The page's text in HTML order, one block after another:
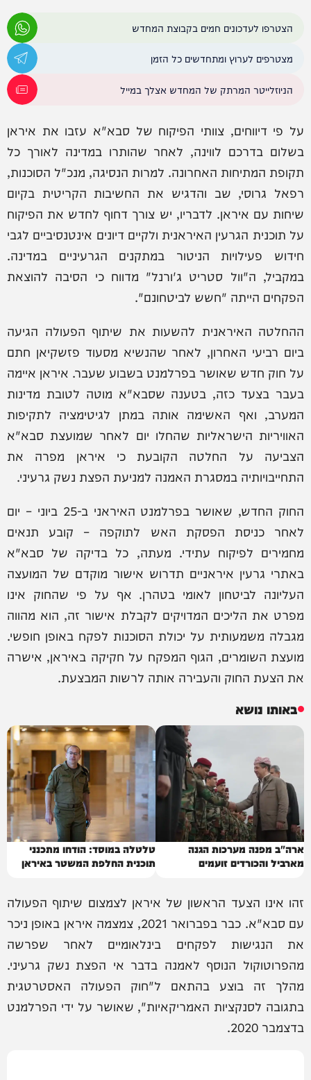
הצטרפו לעדכונים חמים בקבוצת המחדש
מצטרפים לערוץ ומתחדשים כל הזמן
הניוזלייטר המרתק של המחדש אצלך במייל
על פי דיווחים, צוותי הפיקוח של סבא"א עזבו את איראן
בשלום בדרכם לווינה, לאחר שהותרו במדינה לאורך כל
תקופת המתיחות האחרונה. למרות הנסיגה, מנכ"ל הסוכנות,
רפאל גרוסי, שב והדגיש את החשיבות הקריטית בקיום
שיחות עם איראן. לדבריו, יש צורך דחוף לחדש את הפיקוח
על תוכנית הגרעין האיראנית ולקיים דיונים אינטנסיביים לגבי
חידוש פעילויות הניטור במתקנים הגרעיניים במדינה.
במקביל, ה"וול סטריט ג'ורנל" מדווח כי הסיבה להוצאת
הפקחים הייתה "חשש לביטחונם".
ההחלטה האיראנית להשעות את שיתוף הפעולה הגיעה
ביום רביעי האחרון, לאחר שהנשיא מסעוד פזשקיאן חתם
על חוק חדש שאושר בפרלמנט בשבוע שעבר. איראן איימה
בעבר בצעד כזה, בטענה שסבא"א מוטה לטובת מדינות
המערב, ואף האשימה אותה במתן לגיטימציה לתקיפות
האוויריות הישראליות שהחלו יום לאחר שמועצת סבא"א
הצביעה על החלטה הקובעת כי איראן מפרה את
התחייבויותיה במסגרת האמנה למניעת הפצת נשק גרעיני.
החוק החדש, שאושר בפרלמנט האיראני ב-25 ביוני – יום
לאחר כניסת הפסקת האש לתוקפה – קובע תנאים
מחמירים לפיקוח עתידי. מעתה, כל בדיקה של סבא"א
באתרי גרעין איראניים תדרוש אישור מוקדם של המועצה
העליונה לביטחון לאומי בטהרן. אף על פי שהחוק אינו
מפרט את הליכים המדויקים לקבלת אישור זה, הוא מהווה
מגבלה משמעותית על יכולת הסוכנות לפקח באופן חופשי.
מועצת השומרים, הגוף המפקח על חקיקה באיראן, אישרה
את הצעת החוק והעבירה אותה לרשות המבצעת.
באותו נושא
ארה"ב מפנה מערכות הגנה
מארביל והכורדים זועמים
טלטלה במוסד: הודחו מתכנני
תוכנית החלפת המשטר באיראן
זהו אינו הצעד הראשון של איראן לצמצום שיתוף הפעולה
עם סבא"א. כבר בפברואר 2021, צמצמה איראן באופן ניכר
את הנגישות לפקחים בינלאומיים לאחר שפרשה
מהפרוטוקול הנוסף לאמנה בדבר אי הפצת נשק גרעיני.
מהלך זה בוצע בהתאם ל"חוק הפעולה האסטרטגית
בתגובה לסנקציות האמריקאיות", שאושר על ידי הפרלמנט
בדצמבר 2020.